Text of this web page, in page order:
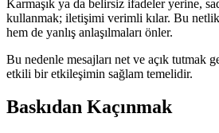
Karmaşık ya da belirsiz ifadeler yerine,
kullanmak; iletişimi verimli kılar. Bu
hem de yanlış anlaşılmaları önler.
Bu nedenle mesajları net ve açık tutmak
etkili bir etkileşimin sağlam temelidir.
Baskıdan Kaçınmak